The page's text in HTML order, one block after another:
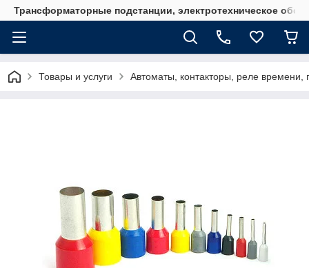
Трансформаторные подстанции, электротехническое
Товары и услуги Автоматы, контакторы, реле